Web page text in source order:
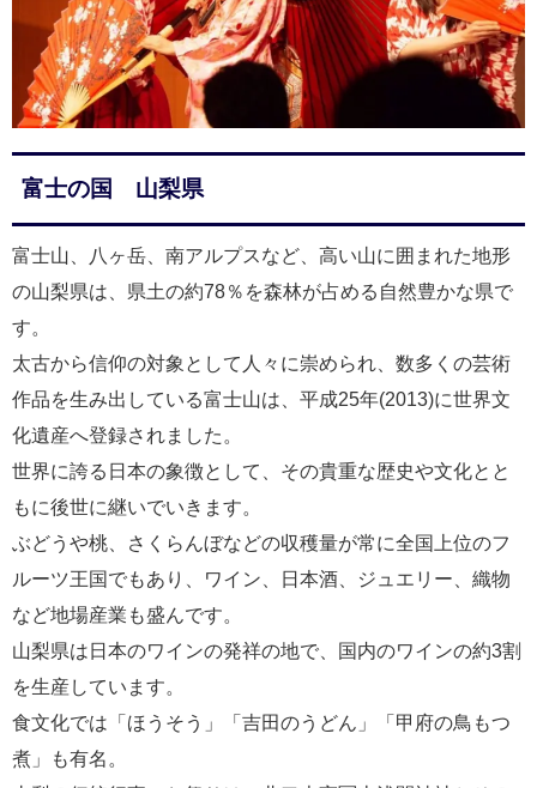
富士の国 山梨県
富士山、八ヶ岳、南アルプスなど、高い山に囲まれた地形
の山梨県は、県土の約78％を森林が占める自然豊かな県で
す。
太古から信仰の対象として人々に崇められ、数多くの芸術
作品を生み出している富士山は、平成25年(2013)に世界文
化遺産へ登録されました。
世界に誇る日本の象徴として、その貴重な歴史や文化とと
もに後世に継いでいきます。
ぶどうや桃、さくらんぼなどの収穫量が常に全国上位のフ
ルーツ王国でもあり、ワイン、日本酒、ジュエリー、織物
など地場産業も盛んです。
山梨県は日本のワインの発祥の地で、国内のワインの約3割
を生産しています。
食文化では「ほうそう」「吉田のうどん」「甲府の鳥もつ
煮」も有名。